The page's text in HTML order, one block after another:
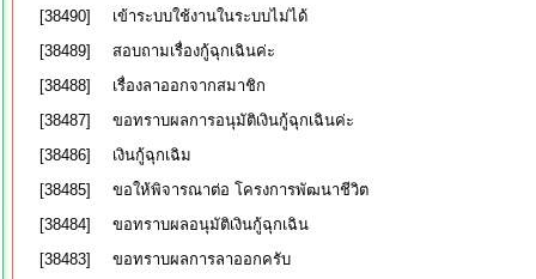
[38490]
เข้าระบบใช้งานในระบบไม่ได้
[38489]
สอบถามเรื่องกู้ฉุกเฉินค่ะ
[38488]
เรื่องลาออกจากสมาชิก
[38487]
ขอทราบผลการอนุมัติเงินกู้ฉุกเฉินค่ะ
[38486]
เงินกู้ฉุกเฉิม
[38485]
ขอให้พิจารณาต่อ โครงการพัฒนาชีวิต
[38484]
ขอทราบผลอนุมัติเงินกู้ฉุกเฉิน
[38483]
ขอทราบผลการลาออกครับ